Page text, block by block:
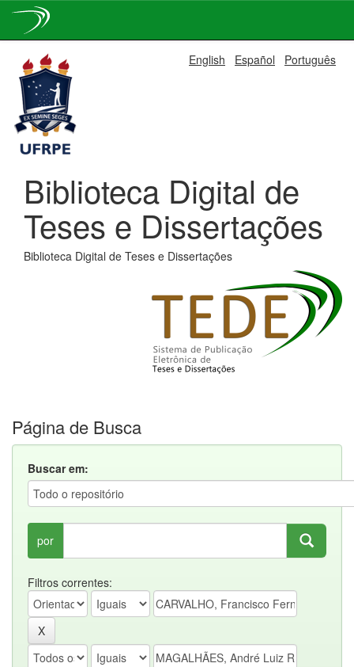
navigation
English Español Português
Biblioteca Digital de
Teses e Dissertações
Biblioteca Digital de Teses e Dissertações
Página de Busca
Buscar em:
por
Filtros correntes: